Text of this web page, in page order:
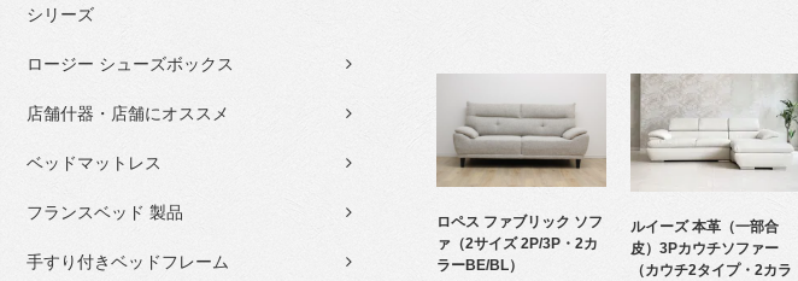
シリーズ
ロージー シューズボックス
店舗什器・店舗にオススメ
ベッドマットレス
フランスベッド 製品
手すり付きベッドフレーム
ロペス ファブリック ソフ
ァ（2サイズ 2P/3P・2カ
ラーBE/BL）
ルイーズ 本革（一部合
皮）3Pカウチソファー
（カウチ2タイプ・2カラ